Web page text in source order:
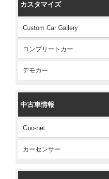
カスタマイズ
Custom Car Gallery
コンプリートカー
デモカー
中古車情報
Goo-net
カーセンサー